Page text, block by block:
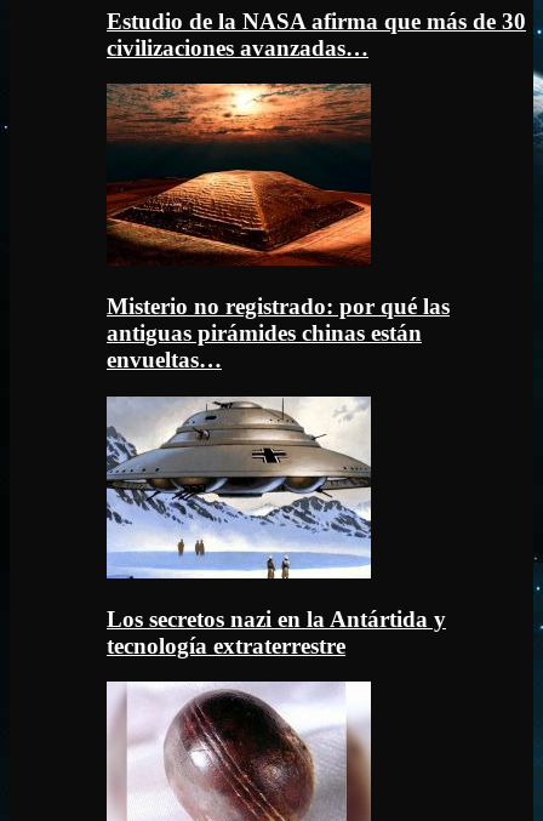
Estudio de la NASA afirma que más de 30
civilizaciones avanzadas…
Misterio no registrado: por qué las
antiguas pirámides chinas están
envueltas…
Los secretos nazi en la Antártida y
tecnología extraterrestre